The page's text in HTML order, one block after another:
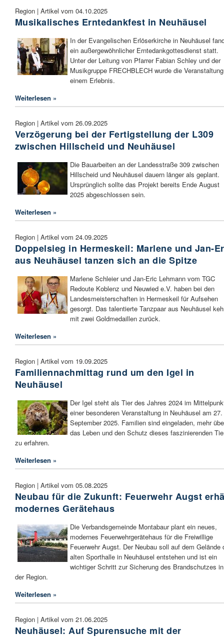
Region | Artikel vom 04.10.2025
Musikalisches Erntedankfest in Neuhäusel
In der Evangelischen Erlöserkirche in Neuhäusel
ein außergewöhnlicher Erntedankgottesdienst statt.
Unter der Leitung von Pfarrer Fabian Schley und der
Musikgruppe FRECHBLECH wurde die
einem Erlebnis.
Weiterlesen »
Region | Artikel vom 26.09.2025
Verzögerung bei der Fertigstellung der L309
zwischen Hillscheid und Neuhäusel
Die Bauarbeiten an der Landesstraße 309 zwischen
Hillscheid und Neuhäusel dauern länger als geplant.
Ursprünglich sollte das Projekt bereits Ende August
2025 abgeschlossen sein.
Weiterlesen »
Region | Artikel vom 24.09.2025
Doppelsieg in Hermeskeil: Marlene und Jan-
aus Neuhäusel tanzen sich an die Spitze
Marlene Schleier und Jan-Eric Lehmann vom TGC
Redoute Koblenz und Neuwied e.V. haben bei den
Landesmeisterschaften in Hermeskeil für Aufsehen
gesorgt. Das talentierte Tanzpaar aus Neuhäusel
mit zwei Goldmedaillen zurück.
Weiterlesen »
Region | Artikel vom 19.09.2025
Familiennachmittag rund um den Igel in
Neuhäusel
Der Igel steht als Tier des Jahres 2024 im
einer besonderen Veranstaltung in Neuhäusel am 27.
September 2025. Familien sind eingeladen, mehr
das Leben und den Schutz dieses faszinierenden
zu erfahren.
Weiterlesen »
Region | Artikel vom 05.08.2025
Neubau für die Zukunft: Feuerwehr Augst
modernes Gerätehaus
Die Verbandsgemeinde Montabaur plant ein neues,
modernes Feuerwehrgerätehaus für die Freiwillige
Feuerwehr Augst. Der Neubau soll auf dem Gelände
alten Sporthalle in Neuhäusel entstehen und ist ein
wichtiger Schritt zur Sicherung des Brandschutzes in
der Region.
Weiterlesen »
Region | Artikel vom 21.06.2025
Neuhäusel: Auf Spurensuche mit der